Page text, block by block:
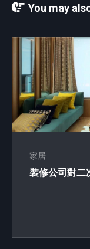
You may
家居
裝修公司對二